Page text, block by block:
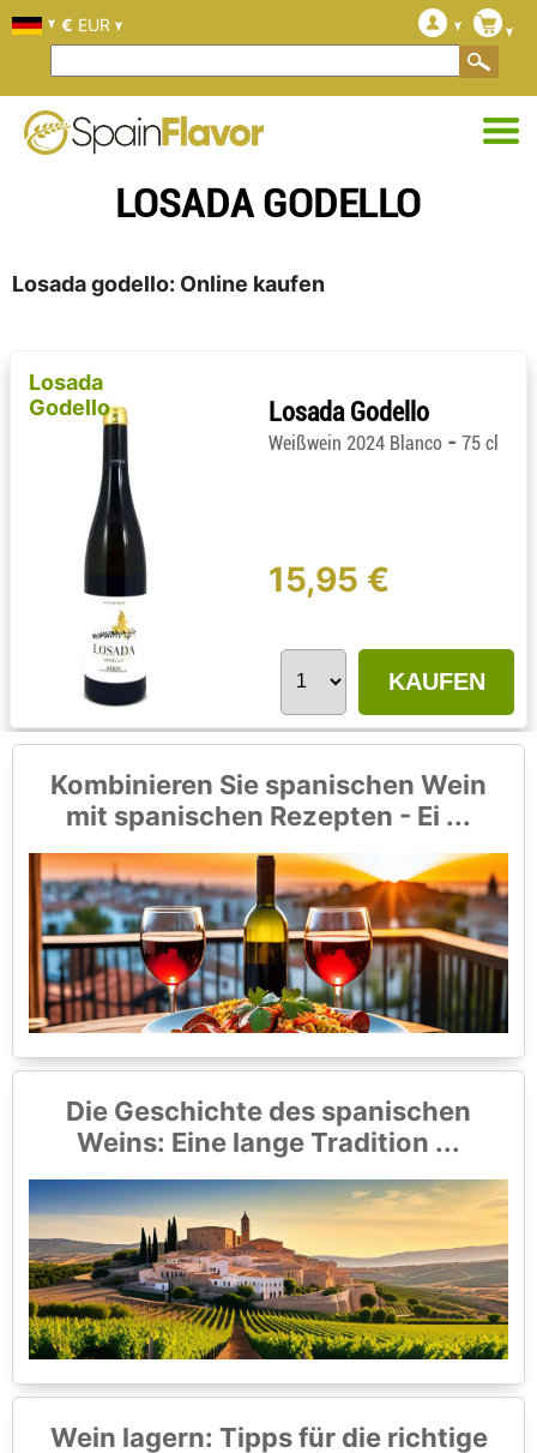
LOSADA GODELLO
Losada godello: Online kaufen
Losada
Godello
Losada Godello
Weißwein 2024 Blanco - 75 cl
15,95 €
KAUFEN
Kombinieren Sie spanischen Wein
mit spanischen Rezepten - Ei ...
Die Geschichte des spanischen
Weins: Eine lange Tradition ...
Wein lagern: Tipps für die richtige
€ EUR